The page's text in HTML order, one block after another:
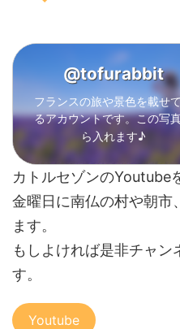
@tofurabbit
フランスの旅や景色を載せ
るアカウントです。この写
ら入れます♪
カトルセゾンのYoutube
金曜日に南仏の村や朝市
ます。
もしよければ是非チャン
す。
Youtube